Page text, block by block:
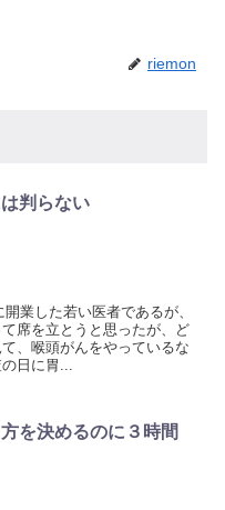
riemon
判らない
業した若い医者であるが、
席を立とうと思ったが、ど
、喉頭がんをやっているな
日に胃...
方を決めるのに３時間